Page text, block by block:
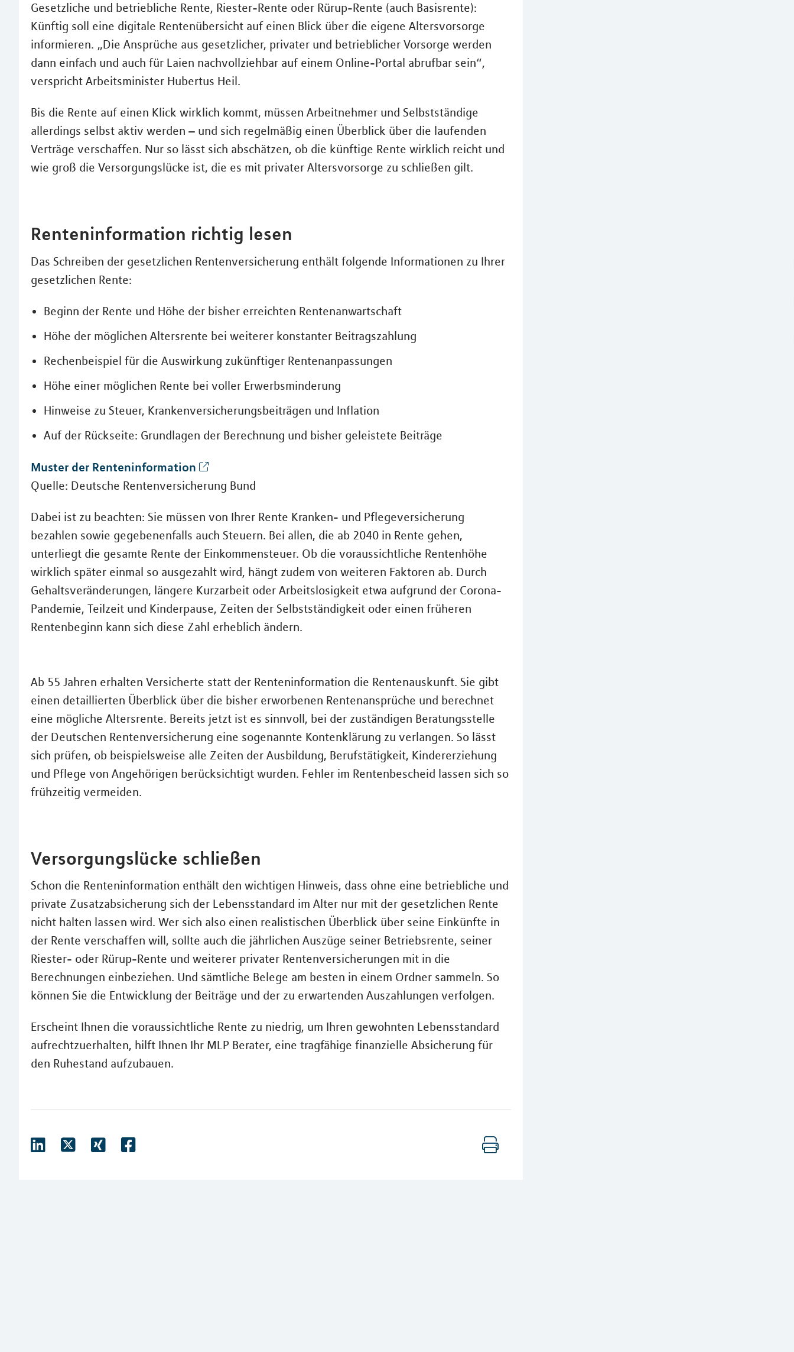
Gesetzliche und betriebliche Rente, Riester-Rente oder Rürup-Rente (auch Basisrente):
Künftig soll eine digitale Rentenübersicht auf einen Blick über die eigene Altersvorsorge
informieren. „Die Ansprüche aus gesetzlicher, privater und betrieblicher Vorsorge werden
dann einfach und auch für Laien nachvollziehbar auf einem Online-Portal abrufbar sein“,
verspricht Arbeitsminister Hubertus Heil.
Bis die Rente auf einen Klick wirklich kommt, müssen Arbeitnehmer und Selbstständige
allerdings selbst aktiv werden – und sich regelmäßig einen Überblick über die laufenden
Verträge verschaffen. Nur so lässt sich abschätzen, ob die künftige Rente wirklich reicht und
wie groß die Versorgungslücke ist, die es mit privater Altersvorsorge zu schließen gilt.
Renteninformation richtig lesen
Das Schreiben der gesetzlichen Rentenversicherung enthält folgende Informationen zu Ihrer
gesetzlichen Rente:
Beginn der Rente und Höhe der bisher erreichten Rentenanwartschaft
Höhe der möglichen Altersrente bei weiterer konstanter Beitragszahlung
Rechenbeispiel für die Auswirkung zukünftiger Rentenanpassungen
Höhe einer möglichen Rente bei voller Erwerbsminderung
Hinweise zu Steuer, Krankenversicherungsbeiträgen und Inflation
Auf der Rückseite: Grundlagen der Berechnung und bisher geleistete Beiträge
Muster der Renteninformation
Quelle: Deutsche Rentenversicherung Bund
Dabei ist zu beachten: Sie müssen von Ihrer Rente Kranken- und Pflegeversicherung
bezahlen sowie gegebenenfalls auch Steuern. Bei allen, die ab 2040 in Rente gehen,
unterliegt die gesamte Rente der Einkommensteuer. Ob die voraussichtliche Rentenhöhe
wirklich später einmal so ausgezahlt wird, hängt zudem von weiteren Faktoren ab. Durch
Gehaltsveränderungen, längere Kurzarbeit oder Arbeitslosigkeit etwa aufgrund der Corona-
Pandemie, Teilzeit und Kinderpause, Zeiten der Selbstständigkeit oder einen früheren
Rentenbeginn kann sich diese Zahl erheblich ändern.
Ab 55 Jahren erhalten Versicherte statt der Renteninformation die Rentenauskunft. Sie gibt
einen detaillierten Überblick über die bisher erworbenen Rentenansprüche und berechnet
eine mögliche Altersrente. Bereits jetzt ist es sinnvoll, bei der zuständigen Beratungsstelle
der Deutschen Rentenversicherung eine sogenannte Kontenklärung zu verlangen. So lässt
sich prüfen, ob beispielsweise alle Zeiten der Ausbildung, Berufstätigkeit, Kindererziehung
und Pflege von Angehörigen berücksichtigt wurden. Fehler im Rentenbescheid lassen sich so
frühzeitig vermeiden.
Versorgungslücke schließen
Schon die Renteninformation enthält den wichtigen Hinweis, dass ohne eine betriebliche und
private Zusatzabsicherung sich der Lebensstandard im Alter nur mit der gesetzlichen Rente
nicht halten lassen wird. Wer sich also einen realistischen Überblick über seine Einkünfte in
der Rente verschaffen will, sollte auch die jährlichen Auszüge seiner Betriebsrente, seiner
Riester- oder Rürup-Rente und weiterer privater Rentenversicherungen mit in die
Berechnungen einbeziehen. Und sämtliche Belege am besten in einem Ordner sammeln. So
können Sie die Entwicklung der Beiträge und der zu erwartenden Auszahlungen verfolgen.
Erscheint Ihnen die voraussichtliche Rente zu niedrig, um Ihren gewohnten Lebensstandard
aufrechtzuerhalten, hilft Ihnen Ihr MLP Berater, eine tragfähige finanzielle Absicherung für
den Ruhestand aufzubauen.